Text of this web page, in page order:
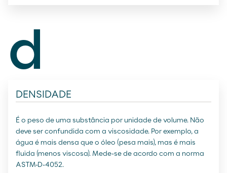
d
DENSIDADE
É o peso de uma substância por unidade de volume. Não
deve ser confundida com a viscosidade. Por exemplo, a
água é mais densa que o óleo (pesa mais), mas é mais
fluida (menos viscosa). Mede-se de acordo com a norma
ASTM-D-4052.